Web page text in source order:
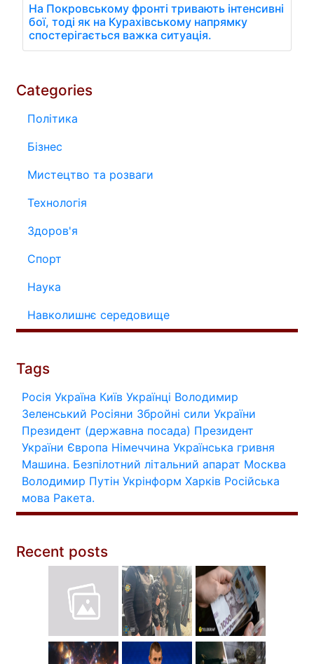
На Покровському фронті тривають інтенсивні
бої, тоді як на Курахівському напрямку
спостерігається важка ситуація.
Categories
Політика
Бізнес
Мистецтво та розваги
Технологія
Здоров'я
Спорт
Наука
Навколишнє середовище
Tags
Росія Україна Київ Українці Володимир
Зеленський Росіяни Збройні сили України
Президент (державна посада) Президент
України Європа Німеччина Українська гривня
Машина. Безпілотний літальний апарат Москва
Володимир Путін Укрінформ Харків Російська
мова Ракета.
Recent posts